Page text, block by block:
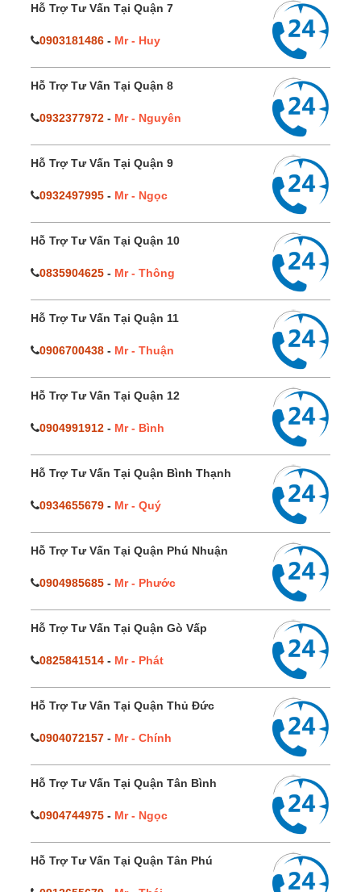
Hỗ Trợ Tư Vấn Tại Quận 7
0903181486 - Mr - Huy
Hỗ Trợ Tư Vấn Tại Quận 8
0932377972 - Mr - Nguyên
Hỗ Trợ Tư Vấn Tại Quận 9
0932497995 - Mr - Ngọc
Hỗ Trợ Tư Vấn Tại Quận 10
0835904625 - Mr - Thông
Hỗ Trợ Tư Vấn Tại Quận 11
0906700438 - Mr - Thuận
Hỗ Trợ Tư Vấn Tại Quận 12
0904991912 - Mr - Bình
Hỗ Trợ Tư Vấn Tại Quận Bình Thạnh
0934655679 - Mr - Quý
Hỗ Trợ Tư Vấn Tại Quận Phú Nhuận
0904985685 - Mr - Phước
Hỗ Trợ Tư Vấn Tại Quận Gò Vấp
0825841514 - Mr - Phát
Hỗ Trợ Tư Vấn Tại Quận Thủ Đức
0904072157 - Mr - Chính
Hỗ Trợ Tư Vấn Tại Quận Tân Bình
0904744975 - Mr - Ngọc
Hỗ Trợ Tư Vấn Tại Quận Tân Phú